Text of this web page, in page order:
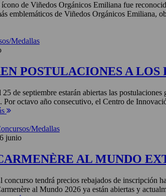
ícono de Viñedos Orgánicos Emiliana fue
emblemáticos de Viñedos Orgánicos Emiliana,
Medallas
POSTULACIONES A LOS
25 de septiembre estarán abiertas las
Por octavo año consecutivo, el Centro de
Medallas
junio
AL MUNDO
concurso tendrá precios rebajados de inscripción
al Mundo 2026 ya están abiertas y